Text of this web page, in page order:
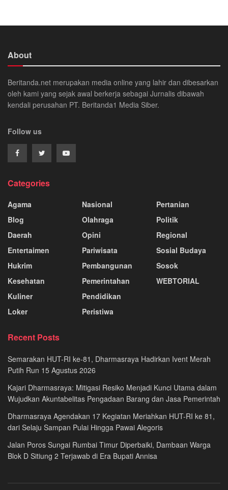
About
Beritanda.net merupakan media online yang lahir dan dibesarkan
oleh kami yang sejak awal berkerja sebagai Jurnalis dibawah
kendali perusahan PT. Beritanda1 Media Siber.
Follow us
Categories
Agama
Blog
Daerah
Entertaimen
Hukrim
Kesehatan
Kuliner
Loker
Nasional
Olahraga
Opini
Pariwisata
Pembangunan
Pemerintahan
Pendidikan
Peristiwa
Pertanian
Politik
Regional
Sosial Budaya
Sosok
WEBTORIAL
Recent Posts
Semarakan HUT-RI ke-81, Dharmasraya Hadirkan Ivent Merah
Putih Run 15 Agustus 2026
Kajari Dharmasraya: Mitigasi Resiko Menjadi Kunci Utama dalam
Wujudkan Akuntabelitas Pengadaan Barang dan Jasa Pemerintah
Dharmasraya Agendakan 17 Kegiatan Meriahkan HUT-RI ke 81,
dari Selaju Sampan Pulai Hingga Pawai Alegoris
Jalan Poros Sungai Rumbai Timur Diperbaiki, Dambaan Warga
Blok D Sitiung 2 Terjawab di Era Bupati Annisa